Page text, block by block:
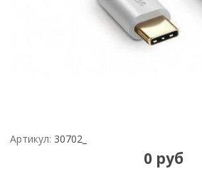
Артикул: 30702_
0 руб